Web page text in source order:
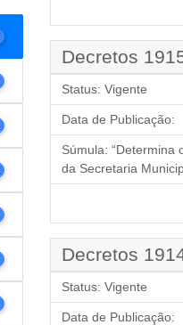
Decretos
Status: Vigente
Data de Publicação:
Súmula: “Determina
da Secretaria
Decretos
Status: Vigente
Data de Publicação: